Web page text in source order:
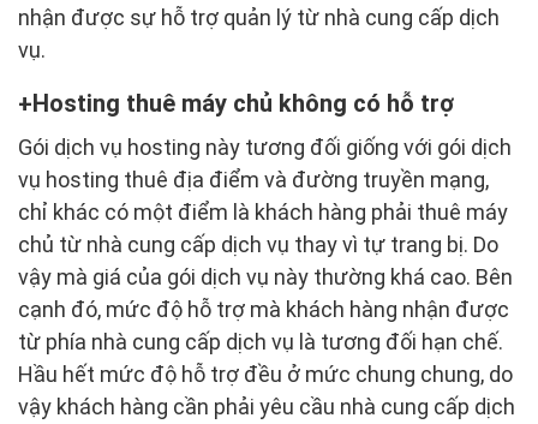
nhận được sự hỗ trợ quản lý từ nhà cung cấp dịch
vụ.
Hosting thuê máy chủ không có hỗ trợ
Gói dịch vụ hosting này tương đối giống với gói dịch
vụ hosting thuê địa điểm và đường truyền mạng,
chỉ khác có một điểm là khách hàng phải thuê máy
chủ từ nhà cung cấp dịch vụ thay vì tự trang bị. Do
vậy mà giá của gói dịch vụ này thường khá cao. Bên
cạnh đó, mức độ hỗ trợ mà khách hàng nhận được
từ phía nhà cung cấp dịch vụ là tương đối hạn chế.
Hầu hết mức độ hỗ trợ đều ở mức chung chung, do
vậy khách hàng cần phải yêu cầu nhà cung cấp dịch